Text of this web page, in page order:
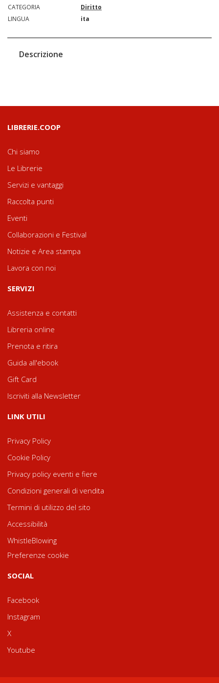
CATEGORIA
Diritto
LINGUA
ita
Descrizione
LIBRERIE.COOP
Chi siamo
Le Librerie
Servizi e vantaggi
Raccolta punti
Eventi
Collaborazioni e Festival
Notizie e Area stampa
Lavora con noi
SERVIZI
Assistenza e contatti
Libreria online
Prenota e ritira
Guida all'ebook
Gift Card
Iscriviti alla Newsletter
LINK UTILI
Privacy Policy
Cookie Policy
Privacy policy eventi e fiere
Condizioni generali di vendita
Termini di utilizzo del sito
Accessibilità
WhistleBlowing
Preferenze cookie
SOCIAL
Facebook
Instagram
X
Youtube